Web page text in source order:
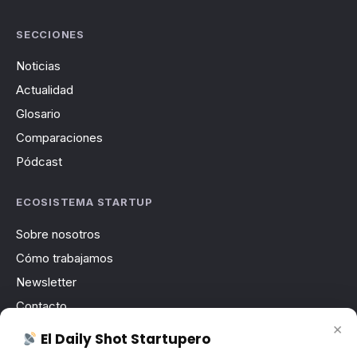
SECCIONES
Noticias
Actualidad
Glosario
Comparaciones
Pódcast
ECOSISTEMA STARTUP
Sobre nosotros
Cómo trabajamos
Newsletter
Contacto
Publicidad
×
El Daily Shot Startupero